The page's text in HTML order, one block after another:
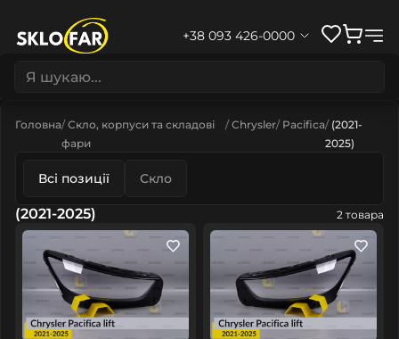
+38 093 426-0000
Головна Скло, корпуси та складові
фари
Chrysler Pacifica (2021-
2025)
Всі позиції Скло
(2021-2025) 2 товара